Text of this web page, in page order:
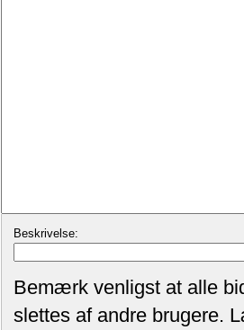
Beskrivelse:
Bemærk venligst at alle
slettes af andre brugere.